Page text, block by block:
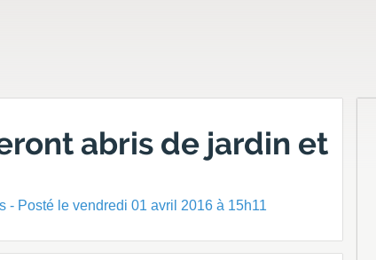
abris de jardin et
- Posté le vendredi 01 avril 2016 à 15h11